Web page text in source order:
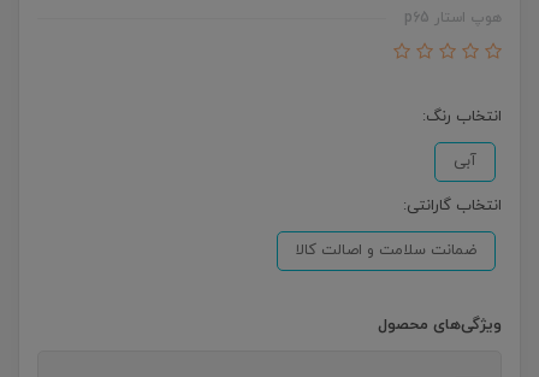
هوپ استار p65
انتخاب رنگ:
آبی
انتخاب گارانتی:
ضمانت سلامت و اصالت کالا
ویژگی‌های محصول